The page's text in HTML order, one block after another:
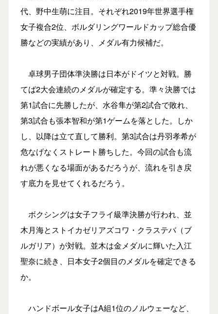
代、野中生萌に注目。それぞれ2019年世界選手権
女子複合2位、ボルダリングワールドカップ総合優
勝などの実績があり、メダル有力候補だ。
卓球男子団体準決勝は日本がドイツと対戦。勝
てば2大会連続のメダルが確定する。準々決勝では
第1試合に先勝したが、水谷隼が第2試合で敗れ、
第3試合も張本智和が第1ゲームを落とした。しか
し、以降は立て直して勝利。第3試合は丹羽孝希が
危なげなくストレート勝ちした。今回の試合も流
れが悪くなる場面があるだろうが、流れを引き戻
す底力を見せてくれるだろう。
ボクシングは女子フライ級準決勝が行われ、並
木月海とストイカゼリアズコワ・クラステバ（ブ
ルガリア）が対戦。並木は金メダルに輝いた入江
聖奈に続き、日本女子2個目のメダルを確定できる
か。
ハンドボール女子はA組1位のノルウェーなど、